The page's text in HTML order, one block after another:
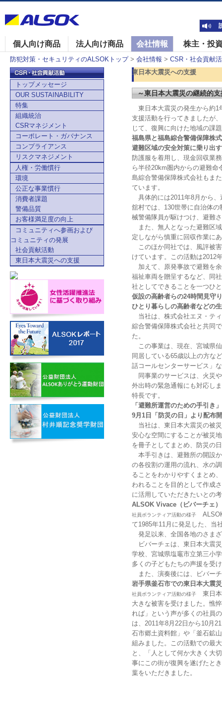
個人向け商品 法人向け商品 会社情報 株主・投
防犯対策・セキュリティのALSOKトップ> 会社情報 > CSR・社会貢献
東日本大震災への支援
～東日本大震災の継続的支
東日本大震災の発生から約1
支援活動を行ってきましたが
じて、復興に向けた地域の課
福島県と福島綜合警備保障株
避難区域の安全対策に乗り出す
防護服を着用し、現金回収業
ら半径20km圏内からの避難
島綜合警備保障株式会社もま
ています。
具体的には2011年8月から、
舘村では、130世帯に自治体
械警備隊員が駆けつけ、避難
また、無人となった避難区
定しながら慎重に回収作業に
このほか同社では、風評被
けています。この活動は2012
加えて、原発事故で避難を
福祉車両を贈呈するなど、同
社としてできることを一つひ
仮設の高齢者らの24時間見守
ひとり暮らしの高齢者などの
当社は、株式会社エヌ・テ
綜合警備保障株式会社と共同
た。
この事業は、現在、宮城県
同居している65歳以上の方な
話コールセンターサービス」
同事業のサービスは、火災
外出時の緊急通報にも対応し
特長です。
「避難所運営のための手引き
9月1日「防災の日」より配布
当社は、東日本大震災の被
安心な空間にすることが被災
を冊子としてまとめ、防災の
本手引きは、避難所の開設
の各役割の運用の流れ、水の
ることをわかりやすくまとめ
われることを目的として作成
に活用していただきたいとの
ALSOK Vivace（ビバーチェ
社員ボランティア活動の様子
て1985年11月に発足した、当
発足以来、全国各地のさま
ビバーチェは、東日本大震
学校、宮城県塩竈市立第三小
多くの子どもたちの声援を受
また、演奏後には、ビバー
岩手県釜石市での東日本大震
社員ボランティア活動の様子
東日本
大きな被害を受けました。憔
れば」という声が多くの社員
は、2011年8月22日から10月
石市郷土資料館」や「釜石鉱
組みました。この活動での最
と、「人として何か大きく大
事にこの街が復興を遂げたと
葉をいただきました。
トップメッセージ
OUR SUSTAINABILITY
特集
組織統治
CSRマネジメント
コーポレート・ガバナンス
コンプライアンス
リスクマネジメント
人権・労働慣行
環境
公正な事業慣行
消費者課題
警備品質
お客様満足度の向上
コミュニティへ参画および
コミュニティの発展
社会貢献活動
東日本大震災への支援